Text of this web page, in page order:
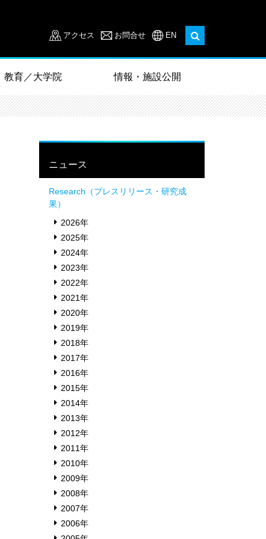
アクセス お問合せ EN
教育／大学院 情報・施設公開
ニュース
Research（プレスリリース・研究成
果）
2026年
2025年
2024年
2023年
2022年
2021年
2020年
2019年
2018年
2017年
2016年
2015年
2014年
2013年
2012年
2011年
2010年
2009年
2008年
2007年
2006年